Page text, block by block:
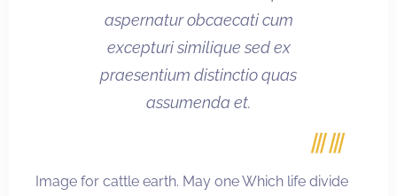
aspernatur obcaecati cum
excepturi similique sed ex
praesentium distinctio quas
assumenda et.
Image for cattle earth. May one Which life divide